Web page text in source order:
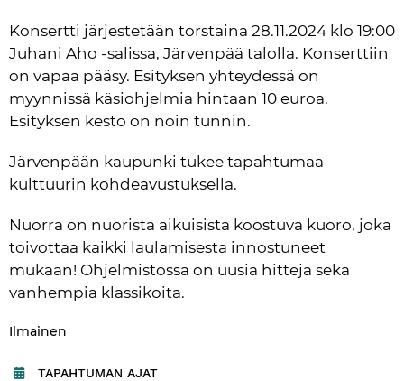
Konsertti järjestetään torstaina 28.11.2024 klo 19:00
Juhani Aho -salissa, Järvenpää talolla. Konserttiin
on vapaa pääsy. Esityksen yhteydessä on
myynnissä käsiohjelmia hintaan 10 euroa.
Esityksen kesto on noin tunnin.
Järvenpään kaupunki tukee tapahtumaa
kulttuurin kohdeavustuksella.
Nuorra on nuorista aikuisista koostuva kuoro, joka
toivottaa kaikki laulamisesta innostuneet
mukaan! Ohjelmistossa on uusia hittejä sekä
vanhempia klassikoita.
Kategoria:
Ilmainen
TAPAHTUMAN AJAT